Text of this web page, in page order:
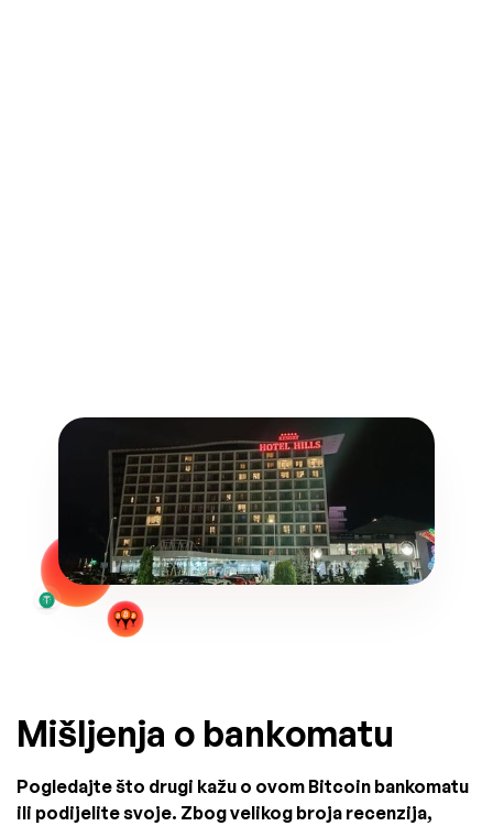
Mišljenja o bankomatu
Pogledajte što drugi kažu o ovom Bitcoin bankomatu
ili podijelite svoje. Zbog velikog broja recenzija,